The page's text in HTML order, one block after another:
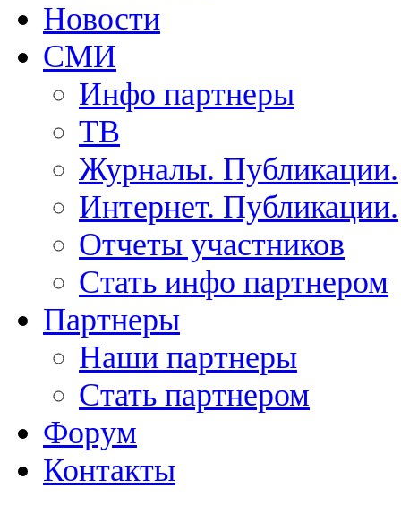
Новости
СМИ
Инфо партнеры
ТВ
Журналы. Публикации.
Интернет. Публикации.
Отчеты участников
Стать инфо партнером
Партнеры
Наши партнеры
Стать партнером
Форум
Контакты